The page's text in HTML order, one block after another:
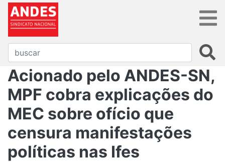
Acionado pelo ANDES-SN,
MPF cobra explicações do
MEC sobre ofício que
censura manifestações
políticas nas Ifes